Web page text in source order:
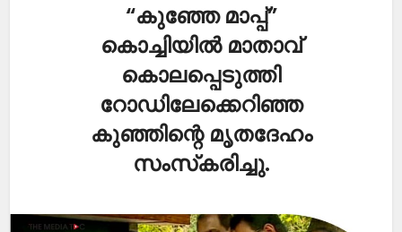
“കുഞ്ഞേ മാപ്പ്”
കൊച്ചിയിൽ മാതാവ്
കൊലപ്പെടുത്തി
റോഡിലേക്കെറിഞ്ഞ
കുഞ്ഞിന്റെ മൃതദേഹം
സംസ്‌കരിച്ചു.